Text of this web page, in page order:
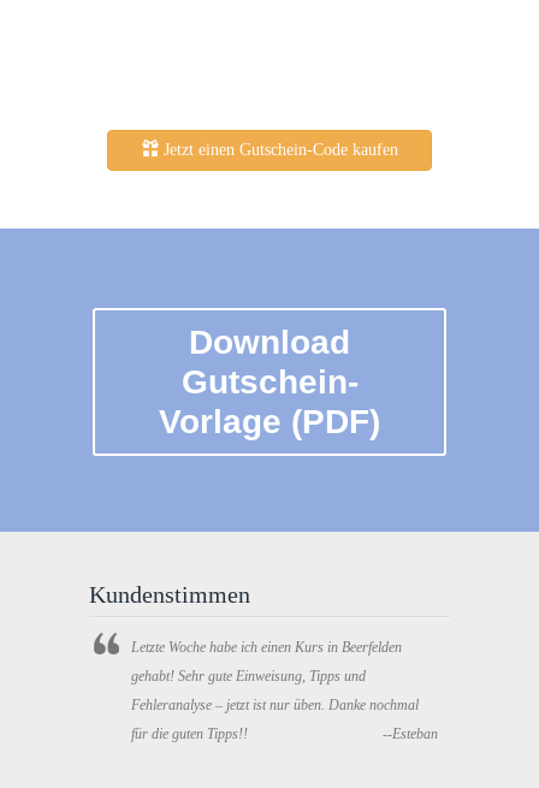
Jetzt einen Gutschein-Code kaufen
Download
Gutschein-
Vorlage (PDF)
Kundenstimmen
Letzte Woche habe ich einen Kurs in Beerfelden
gehabt! Sehr gute Einweisung, Tipps und
Fehleranalyse – jetzt ist nur üben. Danke nochmal
für die guten Tipps!!
--Esteban